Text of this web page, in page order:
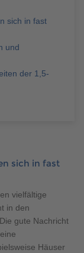
sich in fast
und
der 1,5-
sich in fast
vielfältige
in den
gute Nachricht
Häuser